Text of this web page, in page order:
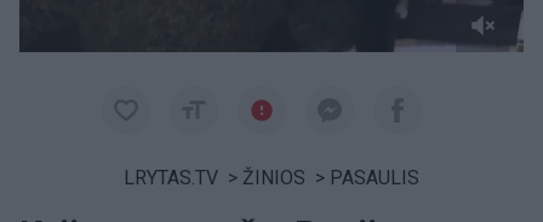
LRYTAS.TV > ŽINIOS > PASAULIS